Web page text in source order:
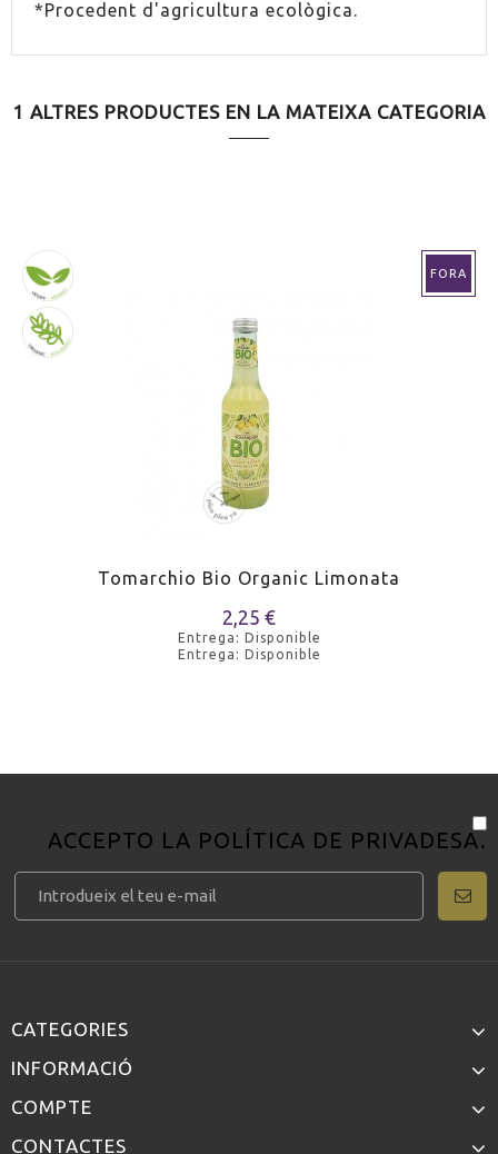
*Procedent d'agricultura ecològica.
1 ALTRES PRODUCTES EN LA MATEIXA CATEGORIA
FORA
Tomarchio Bio Organic Limonata
2,25 €
Entrega: Disponible
Entrega: Disponible
ACCEPTO LA POLÍTICA DE PRIVADESA.
CATEGORIES
INFORMACIÓ
COMPTE
CONTACTES